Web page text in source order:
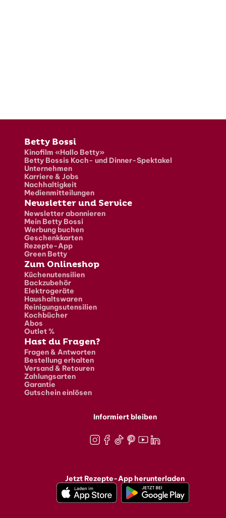
Fusszeile
Betty Bossi
Kinofilm «Hallo Betty»
Betty Bossis Koch- und Dinner-Spektakel
Unternehmen
Karriere & Jobs
Nachhaltigkeit
Medienmitteilungen
Newsletter und Service
Newsletter abonnieren
Mein Betty Bossi
Werbung buchen
Geschenkkarten
Rezepte-App
Green Betty
Zum Onlineshop
Küchenutensilien
Backzubehör
Elektrogeräte
Haushaltswaren
Reinigungsutensilien
Kochbücher
Abos
Outlet %
Hast du Fragen?
Fragen & Antworten
Bestellung erhalten
Versand & Retouren
Zahlungsarten
Garantie
Gutschein einlösen
Informiert bleiben
Jetzt Rezepte-App herunterladen